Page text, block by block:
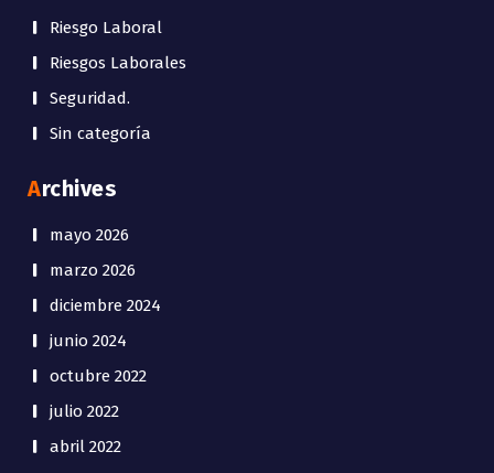
Riesgo Laboral
Riesgos Laborales
Seguridad.
Sin categoría
Archives
mayo 2026
marzo 2026
diciembre 2024
junio 2024
octubre 2022
julio 2022
abril 2022